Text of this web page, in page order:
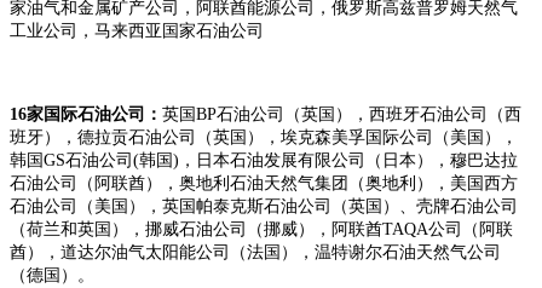
家油气和金属矿产公司， 阿联酋能源公司，俄罗斯高兹普罗姆天然气
工业公司，马来西亚国家石油公司
16家国际石油公司： 英国 BP石油公司（英国），西班牙石油公司（西
班牙）， 德拉贡石油公司（英国），埃克森美孚国际公司（美国），
韩国 GS石油公司(韩国 )， 日本石油发展有限公司（日本），穆巴达拉
石油公司（阿联酋）
， 奥地利石油天然气集团（奥地利）
，美国西方
石油公司（美国），英国帕泰克斯石油公司（英国）、 壳牌石油公司
（荷兰和英国），挪威石油公司（挪威）
，阿联酋TAQA公司（阿联
酋）， 道达尔油气太阳能公司（法国）
，温特谢尔石油天然气公司
（德国）。